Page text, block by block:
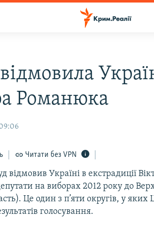
відмовила
Романюка
Читати без VPN
відмовив Україні в екстрадиції
на виборах 2012 року до
Це один з п’яти округів, у
голосування.